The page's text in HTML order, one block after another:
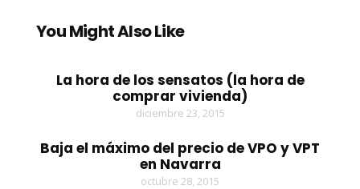
You Might Also Like
La hora de los sensatos (la hora de
comprar vivienda)
diciembre 23, 2015
Baja el máximo del precio de VPO y VPT
en Navarra
octubre 28, 2015